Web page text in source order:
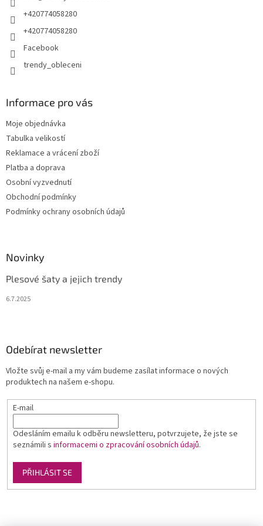
+420774058280
+420774058280
Facebook
trendy_obleceni
Informace pro vás
Moje objednávka
Tabulka velikostí
Reklamace a vrácení zboží
Platba a doprava
Osobní vyzvednutí
Obchodní podmínky
Podmínky ochrany osobních údajů
Novinky
Plesové šaty a jejich trendy
6.7.2025
Odebírat newsletter
Vložte svůj e-mail a my vám budeme zasílat informace o nových
produktech na našem e-shopu.
E-mail
Odesláním emailu k odběru newsletteru, potvrzujete, že jste se
seznámili s informacemi o zpracování osobních údajů.
PŘIHLÁSIT SE